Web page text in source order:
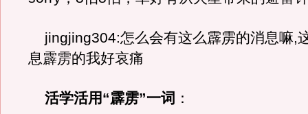
jingjing304:怎么会有这么霹雳的消息嘛,
息霹雳的我好哀痛
活学活用“霹雳”一词 ：